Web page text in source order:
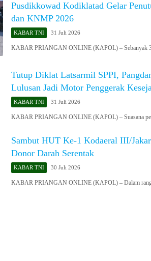
Pusdikkowad Kodiklatad Gelar
dan KNMP 2026
KABAR TNI 31 Juli 2026
KABAR PRIANGAN ONLINE (KAPOL) – Sebanyak
Tutup Diklat Latsarmil SPPI,
Lulusan Jadi Motor Penggerak
KABAR TNI 31 Juli 2026
KABAR PRIANGAN ONLINE (KAPOL) – Suasana
Sambut HUT Ke-1 Kodaeral III/
Donor Darah Serentak
KABAR TNI 30 Juli 2026
​KABAR PRIANGAN ONLINE (KAPOL) – Dalam